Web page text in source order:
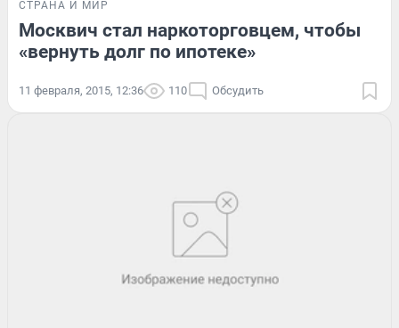
СТРАНА И МИР
Москвич стал наркоторговцем, чтобы
«вернуть долг по ипотеке»
11 февраля, 2015, 12:36 110 Обсудить